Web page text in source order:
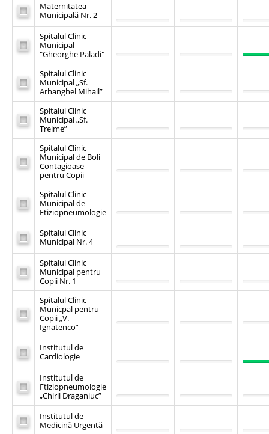
Maternitatea
Municipală Nr. 2
Spitalul Clinic
Municipal
"Gheorghe Paladi"
Spitalul Clinic
Municipal „Sf.
Arhanghel Mihail”
Spitalul Clinic
Municipal „Sf.
Treime”
Spitalul Clinic
Municipal de Boli
Contagioase
pentru Copii
Spitalul Clinic
Municipal de
Ftiziopneumologie
Spitalul Clinic
Municipal Nr. 4
Spitalul Clinic
Municipal pentru
Copii Nr. 1
Spitalul Clinic
Municpal pentru
Copii „V.
Ignatenco”
Institutul de
Cardiologie
Institutul de
Ftiziopneumologie
„Chiril Draganiuc”
Institutul de
Medicină Urgentă